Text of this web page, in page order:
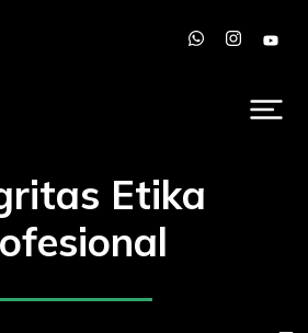
Etika